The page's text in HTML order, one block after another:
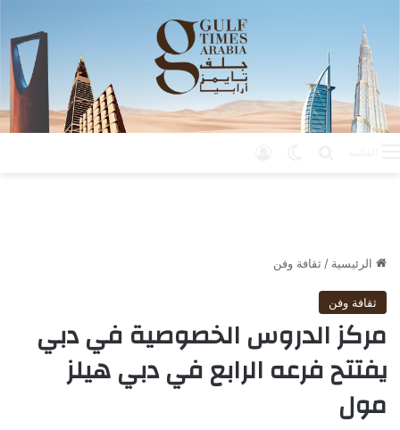
الرئيسية /ثقافة وفن
ثقافة وفن
مركز الدروس الخصوصية في دبي
يفتتح فرعه الرابع في دبي هيلز
مول